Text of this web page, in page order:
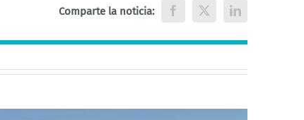
Comparte la noticia: Facebook
X LinkedIn